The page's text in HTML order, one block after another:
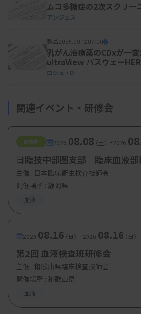
ムコ多糖症の2次スクリー
アンジェス
製品2025.09.12 07:00
乳がん治療薬のCDxが一
ultraView パスウェー
ロシュ・D
関連イベント・研修会
開催中 2026. 08.08（土） -2026.
日臨技中部圏支部 臨床血液部
主催 : 日本臨床衛生検査技師会
開催場所 : 静岡県
血液
2026. 08.16（日） -2026. 08.16（日）
第2回 血液検査班研修会
主催 : 和歌山県臨床検査技師会
開催場所 : 和歌山県
血液